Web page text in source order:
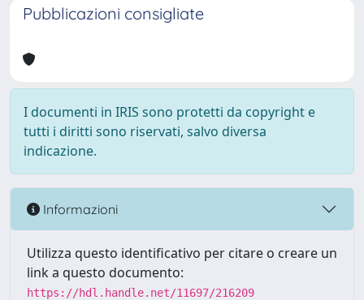
Pubblicazioni consigliate
I documenti in IRIS sono protetti da copyright e
tutti i diritti sono riservati, salvo diversa
indicazione.
Informazioni
Utilizza questo identificativo per citare o creare un
link a questo documento:
https://hdl.handle.net/11697/216209